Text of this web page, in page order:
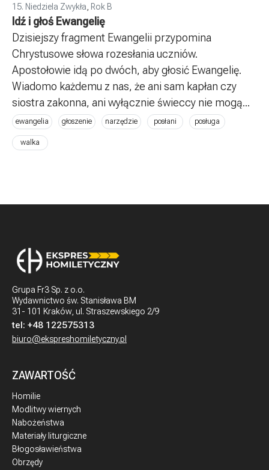
15. Niedziela Zwykła, Rok B
Idź i głoś Ewangelię
Dzisiejszy fragment Ewangelii przypomina
Chrystusowe słowa rozesłania uczniów.
Apostołowie idą po dwóch, aby głosić Ewangelię.
Wiadomo każdemu z nas, że ani sam kapłan czy
siostra zakonna, ani wyłącznie świeccy nie mogą...
ewangelia głoszenie narzędzie posłani posługa
walka
Grupa Fr3 Sp. z o.o.
Wydawnictwo św. Stanisława BM
31- 101 Kraków, ul. Straszewskiego 2/9
tel: +48 122575313
biuro@ekspreshomiletyczny.pl
ZAWARTOŚĆ
Homilie
Modlitwy wiernych
Nabożeństwa
Materiały liturgiczne
Błogosławieństwa
Obrzędy